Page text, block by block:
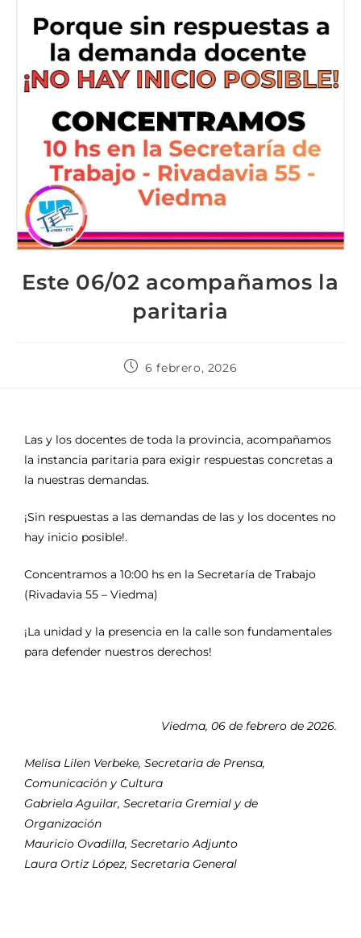
Este 06/02 acompañamos la
paritaria
6 febrero, 2026
Las y los docentes de toda la provincia, acompañamos
la instancia paritaria para exigir respuestas concretas a
la nuestras demandas.
¡Sin respuestas a las demandas de las y los docentes no
hay inicio posible!.
Concentramos a 10:00 hs en la Secretaría de Trabajo
(Rivadavia 55 – Viedma)
¡La unidad y la presencia en la calle son fundamentales
para defender nuestros derechos!
Viedma, 06 de febrero de 2026.
Melisa Lilen Verbeke, Secretaria de Prensa,
Comunicación y Cultura
Gabriela Aguilar, Secretaria Gremial y de
Organización
Mauricio Ovadilla, Secretario Adjunto
Laura Ortiz López, Secretaria General